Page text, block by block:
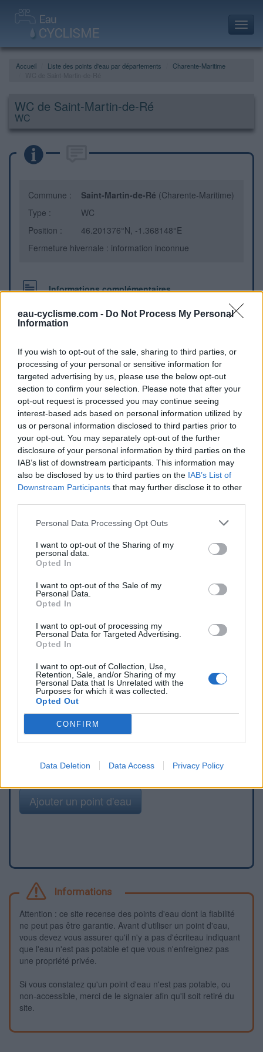
eau-cyclisme.com - Do Not Process My Personal
Information
If you wish to opt-out of the sale, sharing to third parties, or
processing of your personal or sensitive information for
targeted advertising by us, please use the below opt-out
section to confirm your selection. Please note that after your
opt-out request is processed you may continue seeing
interest-based ads based on personal information utilized by
us or personal information disclosed to third parties prior to
your opt-out. You may separately opt-out of the further
disclosure of your personal information by third parties on the
IAB’s list of downstream participants. This information may
also be disclosed by us to third parties on the IAB’s List of
Downstream Participants that may further disclose it to other
Personal Data Processing Opt Outs
I want to opt-out of the Sharing of my
personal data.
Opted In
I want to opt-out of the Sale of my
Personal Data.
Opted In
I want to opt-out of processing my
Personal Data for Targeted Advertising.
Opted In
I want to opt-out of Collection, Use,
Retention, Sale, and/or Sharing of my
Personal Data that Is Unrelated with the
Purposes for which it was collected.
Opted Out
CONFIRM
Data Deletion Data Access Privacy Policy
Accueil Liste des points d'eau par départements
Charente-Maritime
WC de Saint-Martin-de-Ré
WC
Commune : Saint-Martin-de-Ré (Charente-Maritime)
Type :
WC
Position :
46.201376°N, -1.368148°E
Fermeture hivernale : information inconnue
Informations complémentaires
Les toilettes se trouvent sur le côté Sud de la place de la
République en centre-ville, à côté d'un portail gris.
Repères visuels
Afficher la carte
Signaler une erreur
Ajouter un point d'eau
Informations
Attention : ce site recense des points d'eau dont la fiabilité
ne peut pas être garantie. Avant d'utiliser un point d'eau,
vous devez vous assurer qu'il n'y a pas d'écriteau indiquant
que l'eau n'est pas potable et que vous n'enfreignez pas
une propriété privée.
Si vous constatez qu'un point d'eau n'est pas potable, ou
non-accessible, merci de le signaler afin qu'il soit retiré du
site.